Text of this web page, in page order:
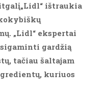
ištraukia
„Lidl“ ekspertai
gardžią
tačiau šaltajam
kuriuos